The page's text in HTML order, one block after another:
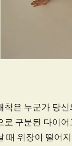
착은 누군가 당
로 구분된 다이
때 위장이 떨어